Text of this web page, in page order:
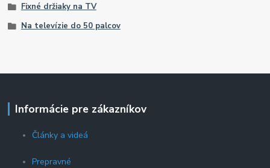
Fixné držiaky na TV
Na televízie do 50 palcov
Informácie pre zákazníkov
Články a videá
Prepravné